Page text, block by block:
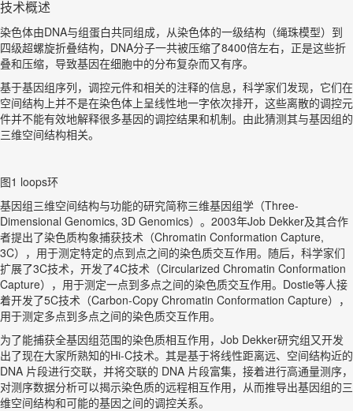
技术概述
染色体由DNA与组蛋白共同组成，从染色体的一级结构（绳珠模型）到
四级超螺旋折叠结构，DNA分子一共被压缩了8400倍左右，正是这些折
叠和压缩，导致基因在细胞中的分布复杂而又有序。
基于基因组序列，调控元件和相关的注释的信息，科学家们发现，它们在
空间结构上并不是在染色体上呈线性地一字依次排开，这些离散的调控元
件并不能有效地解释很多基因的调控结果和机制。由此猜测其与基因组的
三维空间结构相关。
图1 loops环
基因组三维空间结构与功能的研究简称三维基因组学（Three-
Dimensional Genomics, 3D Genomics）。2003年Job Dekker及其合作
者提出了染色质构象捕获技术（Chromatin Conformation Capture,
3C），用于测定特定的点到点之间的染色质交互作用。随后，科学家们
扩展了3C技术，开发了4C技术（Circularized Chromatin Conformation
Capture），用于测定一点到多点之间的染色质交互作用。Dostie等人接
着开发了5C技术（Carbon-Copy Chromatin Conformation Capture），
用于测定多点到多点之间的染色质交互作用。
为了能捕获全基因组范围的染色质相互作用，Job Dekker研究组又开发
出了现在大家所熟知的Hi-C技术。其是基于将线性距离远、空间结构近的
DNA 片段进行交联，并将交联的 DNA 片段富集，接着进行高通量测序，
对测序数据分析可以揭示染色质的远程相互作用，从而推导出基因组的三
维空间结构和可能的基因之间的调控关系。